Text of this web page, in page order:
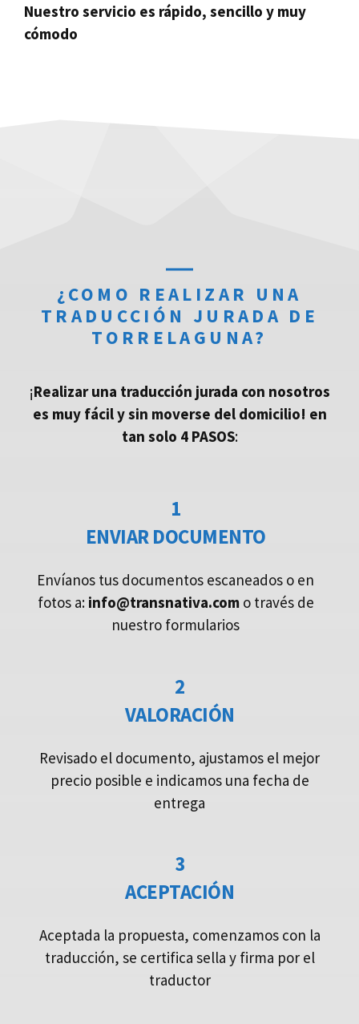
Nuestro servicio es rápido, sencillo y muy
cómodo
¿COMO REALIZAR UNA
TRADUCCIÓN JURADA DE
TORRELAGUNA?
¡Realizar una traducción jurada con nosotros
es muy fácil y sin moverse del domicilio! en
tan solo 4 PASOS:
1
ENVIAR DOCUMENTO
Envíanos tus documentos escaneados o en
fotos a: info@transnativa.como través de
nuestro formularios
2
VALORACIÓN
Revisado el documento, ajustamos el mejor
precio posible e indicamos una fecha de
entrega
3
ACEPTACIÓN
Aceptada la propuesta, comenzamos con la
traducción, se certifica sella y firma por el
traductor